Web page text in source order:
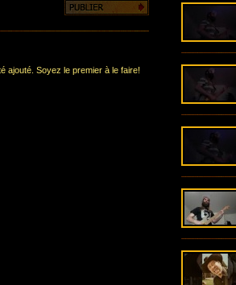
ajouté. Soyez le premier à le faire!